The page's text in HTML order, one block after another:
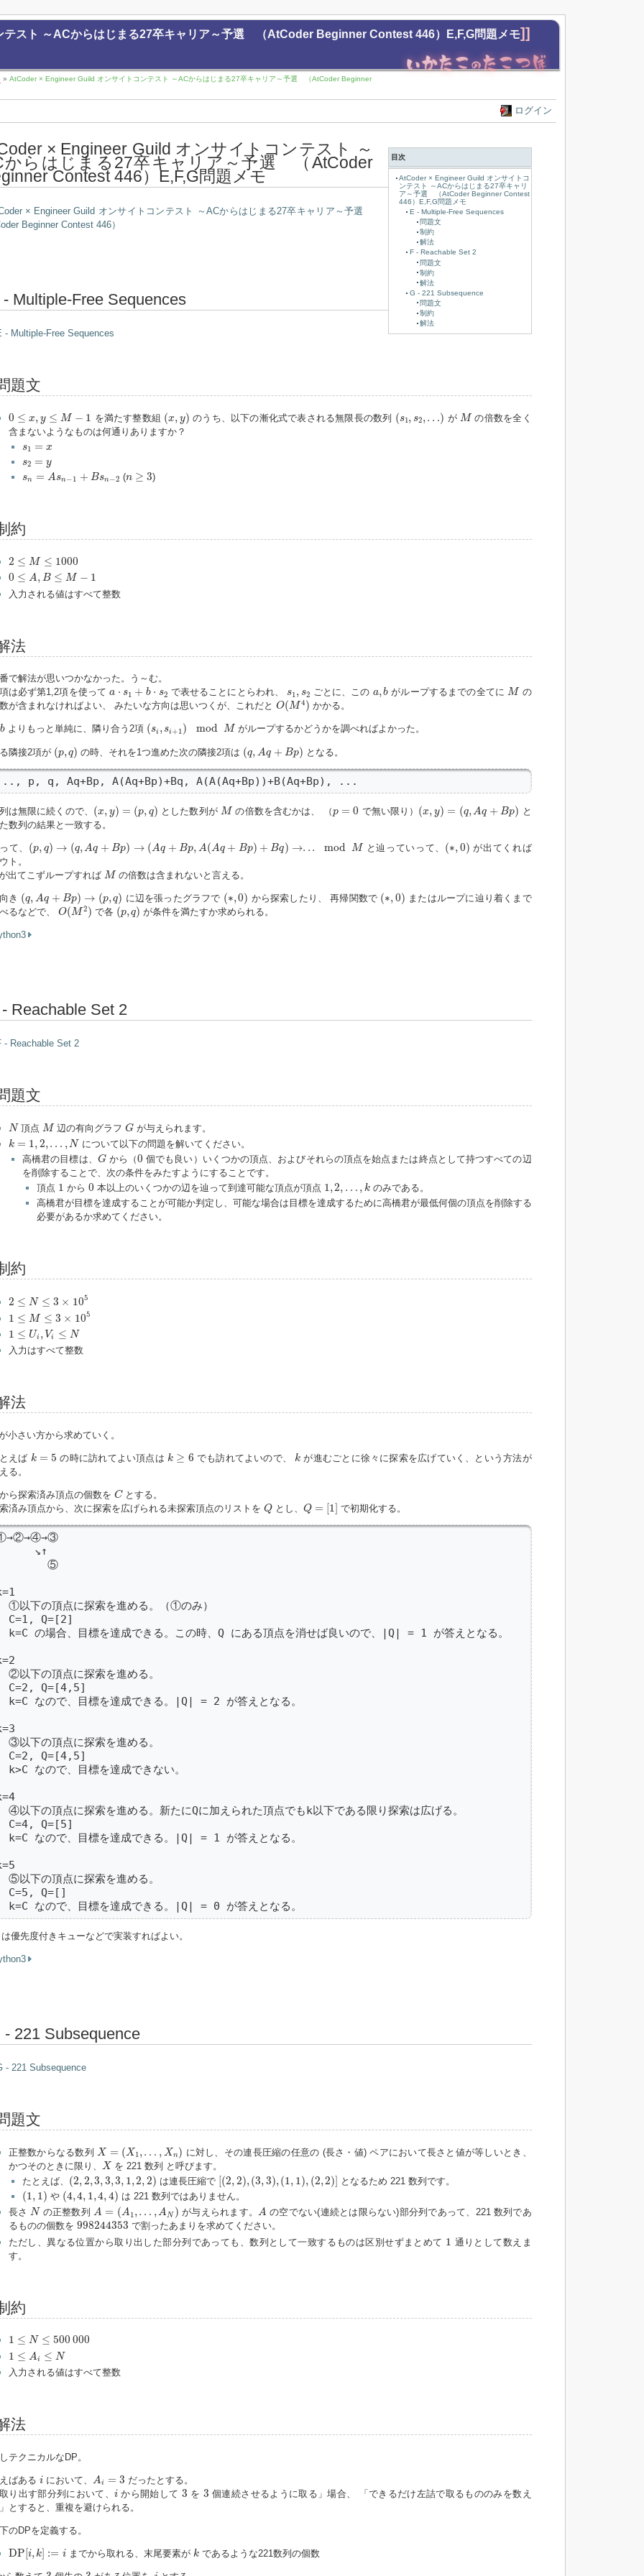
スト ～ACからはじまる27卒キャリア～予選 （AtCoder Beginner Contest 446）E,F,G問題メモ]]
» AtCoder × Engineer Guild オンサイトコンテスト ～ACからはじまる27卒キャリア～予選 （AtCoder Beginner
ログイン
目次
AtCoder × Engineer Guild オンサイトコ
ンテスト ～ACからはじまる27卒キャリ
ア～予選 （AtCoder Beginner Contest
446）E,F,G問題メモ
E - Multiple-Free Sequences
問題文
制約
解法
F - Reachable Set 2
問題文
制約
解法
G - 221 Subsequence
問題文
制約
解法
× Engineer Guild オンサイトコンテスト ～
からはじまる27卒キャリア～予選 （AtCoder
Contest 446）E,F,G問題メモ
× Engineer Guild オンサイトコンテスト ～ACからはじまる27卒キャリア～予選
Beginner Contest 446）
Multiple-Free Sequences
- Multiple-Free Sequences
題文
0 ≤ x, y ≤ M − 1
0 x −1 を満たす整数組 (x, y)
( のうち、以下の漸化式で表される無限長の数列 (s1, s2,…)
(s ) がM
M の倍数を全く
含まないようなものは何通りありますか？
s1 = x
s1 =x
s2 = y
s2 =y
sn = Asn−1 + Bsn−2
Asn B n− (n ≥ 3
n ≥3 )
約
2 ≤ M ≤ 1000
2 M ≤1000
0 ≤ A, B ≤ M − 1
0 A B M −1
入力される値はすべて整数
法
で解法が思いつかなかった。う～む。
は必ず第1,2項を使ってa ⋅ s1 + b ⋅ s2
a ⋅s +b s2 で表せることにとらわれ、s1, s2
s1 s2 ごとに、この a,b
b がループするまでの全てにM
M の
が含まれなければよい、 みたいな方向は思いつくが、これだと O(M4)
O(M4)
かかる。
b よりもっと単純に、隣り合う2項 (si ,si+1) mod M
( )mod M がループするかどうかを調べればよかった。
隣接2項が (p,q)
(p ) の時、それを1つ進めた次の隣接2項は (q, Aq + Bp)
( Aq B p) となる。
p, q, Aq+Bp, A(Aq+Bp)+Bq, A(A(Aq+Bp))+B(Aq+Bp), ...
は無限に続くので、 (x, y) = (p, q)
(x = q とした数列がM
M の倍数を含むかは、 （p = 0 で無い限り） (x, y) = (q,Aq + Bp)
( = A +B )
と
数列の結果と一致する。
て、 (p, q) → (q,Aq + Bp) → (Aq + Bp, A(Aq + Bp) + Bq) →. . . mod M
( )→ ,A + p → A Bp, A q+ ) + B → ... mod M と辿っていって、 (∗,0)
(∗ 0) が出てくれば
ト。
出てこずループすれば M
M の倍数は含まれないと言える。
き (q, Aq + Bp) → (p,q)
( Aq B p)→ ) に辺を張ったグラフで (∗,0)
(∗ ,0) から探索したり、 再帰関数で (∗,0)
( ,0) またはループに辿り着くまで
るなどで、 O(M2)
O(M2)
で各 (p,q)
(p ,q) が条件を満たすか求められる。
Reachable Set 2
- Reachable Set 2
題文
N
N 頂点 M
M 辺の有向グラフG
G が与えられます。
k = 1,2,… ,N
k 2 …
について以下の問題を解いてください。
高橋君の目標は、 G
Gから（0
0 個でも良い）いくつかの頂点、およびそれらの頂点を始点または終点として持つすべての辺
を削除することで、次の条件をみたすようにすることです。
頂点 1
1 から 0
0 本以上のいくつかの辺を辿って到達可能な頂点が頂点 1,2, … , k
1 2,
のみである。
高橋君が目標を達成することが可能か判定し、可能な場合は目標を達成するために高橋君が最低何個の頂点を削除する
必要があるか求めてください。
約
2 ≤ N ≤ 3 × 105
2 ≤3 105
1 ≤ M ≤ 3 × 105
≤ 3× 105
1 ≤ Ui , Vi ≤ N
1 U i,V ≤N
入力はすべて整数
法
小さい方から求めていく。
えば k = 5
k の時に訪れてよい頂点は k ≥ 6
k ≥6 でも訪れてよいので、 k
k が進むごとに徐々に探索を広げていく、という方法が
る。
ら探索済み頂点の個数を C
Cとする。
済み頂点から、次に探索を広げられる未探索頂点のリストを Q
Qとし、 Q = [1]
Q= ] で初期化する。
↘↑
⑤
①以下の頂点に探索を進める。（①のみ）
C=1, Q=[2]
k=C の場合、目標を達成できる。この時、Q にある頂点を消せば良いので、|Q| = 1 が答えとなる。
②以下の頂点に探索を進める。
C=2, Q=[4,5]
k=C なので、目標を達成できる。|Q| = 2 が答えとなる。
③以下の頂点に探索を進める。
C=2, Q=[4,5]
k>C なので、目標を達成できない。
④以下の頂点に探索を進める。新たにQに加えられた頂点でもk以下である限り探索は広げる。
C=4, Q=[5]
k=C なので、目標を達成できる。|Q| = 1 が答えとなる。
⑤以下の頂点に探索を進める。
C=5, Q=[]
k=C なので、目標を達成できる。|Q| = 0 が答えとなる。
優先度付きキューなどで実装すればよい。
- 221 Subsequence
- 221 Subsequence
題文
正整数からなる数列X = (X1,… , Xn)
X= 1 ,…
に対し、その連長圧縮の任意の (長さ・値) ペアにおいて長さと値が等しいとき、
かつそのときに限り、 X
X を 221 数列 と呼びます。
たとえば、 (2,2,3,3,3, 1,2,2)
(2 2, 3,3 ,3 1 2 2) は連長圧縮で [(2,2),(3,3),(1, 1), (2,2)]
[(2 2), 3,3 ),(1 ,1 (2 2)] となるため 221 数列です。
(1, 1)
(1 1) や (4,4, 1,4,4)
(4, 4, 1,4 4
は 221 数列ではありません。
長さN
N の正整数列A = (A1,… ,A N )
A A 1 ,… が与えられます。A
A の空でない(連続とは限らない)部分列であって、221 数列であ
るものの個数を 998244353
998244353 で割ったあまりを求めてください。
ただし、異なる位置から取り出した部分列であっても、数列として一致するものは区別せずまとめて 1
1 通りとして数えま
す。
約
1 ≤ N ≤ 500 000
1 N ≤500 000
1 ≤ Ai ≤ N
1 A ≤N
入力される値はすべて整数
法
テクニカルなDP。
ばある iにおいて、 A i = 3
Ai
だったとする。
り出す部分列において、 iから開始して 3
3 を 3
3 個連続させるように取る」場合、 「できるだけ左詰で取るもののみを数え
とすると、重複を避けられる。
のDPを定義する。
DP[i, k] := i
DP[i,k ]:= までから取れる、末尾要素が k
kであるような221数列の個数
3 3 j